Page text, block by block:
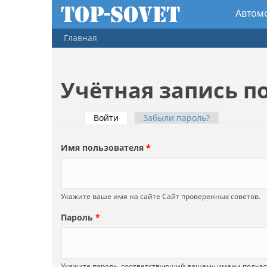
Перейти к основному содержанию
Вы здесь
Главная
Учётная запись
Войти (активная вкладка)
Забыли пароль?
Имя пользователя *
Укажите ваше имя на сайте Сайт проверенных советов.
Пароль *